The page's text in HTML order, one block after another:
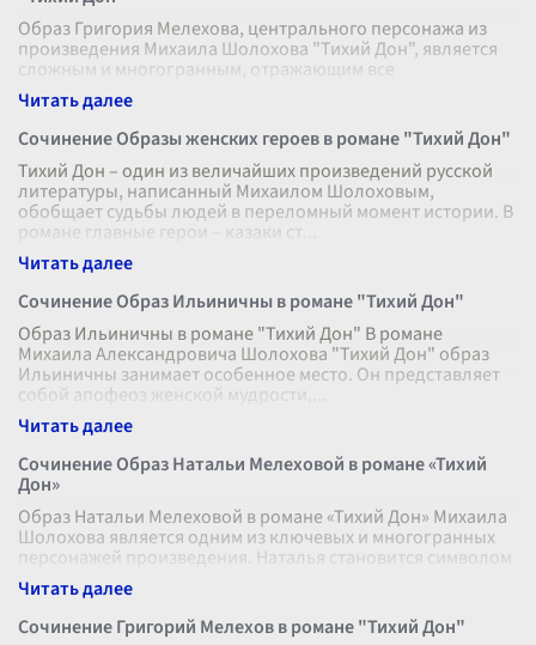
Образ Григория Мелехова, центрального персонажа из
произведения Михаила Шолохова "Тихий Дон", является
сложным и многогранным, отражающим все
противоречия и трагедии революционного
Сочинение Образы женских героев в романе "Тихий Дон"
Тихий Дон – один из величайших произведений русской
литературы, написанный Михаилом Шолоховым,
обобщает судьбы людей в переломный момент истории. В
романе главные герои – казаки ст
Сочинение Образ Ильиничны в романе "Тихий Дон"
Образ Ильиничны в романе "Тихий Дон" В романе
Михаила Александровича Шолохова "Тихий Дон" образ
Ильиничны занимает особенное место. Он представляет
собой апофеоз женской мудрости,
Сочинение Образ Натальи Мелеховой в романе «Тихий
Дон»
Образ Натальи Мелеховой в романе «Тихий Дон» Михаила
Шолохова является одним из ключевых и многогранных
персонажей произведения. Наталья становится символом
женственности, терпения
Сочинение Григорий Мелехов в романе "Тихий Дон"